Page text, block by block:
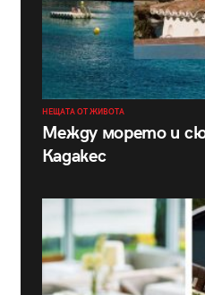
НЕЩАТА ОТ ЖИВОТА
Между морето и
Кадакес